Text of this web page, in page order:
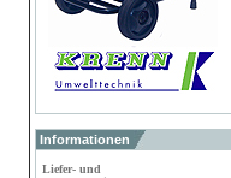
Informationen
Liefer- und